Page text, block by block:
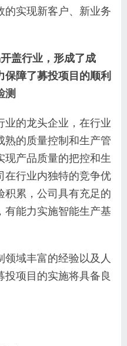
的实现新客户、新业务
盖行业，形成了成
障了募投项目的顺利
测
业的龙头企业，在行业
熟的质量控制和生产管
现产品质量的把控和生
在行业内独特的竞争优
积累，公司具有充足的
有能力实施智能生产基
域丰富的经验以及人
项目的实施将具备良